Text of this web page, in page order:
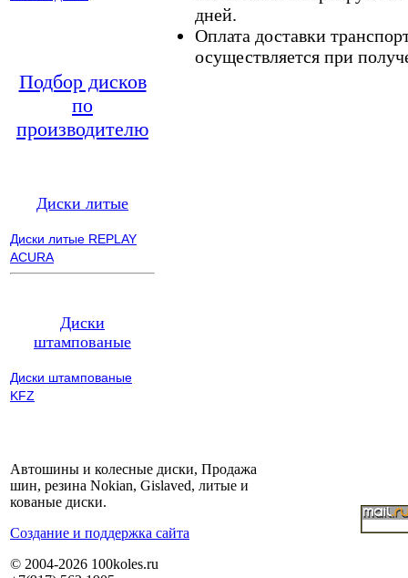
Подбор дисков
по
производителю
Диски литые
Диски литые REPLAY
ACURA
Диски
штампованые
Диски штампованые
KFZ
дней.
Оплата доставки
осуществляется при
Автошины и колесные диски, Продажа
шин, резина Nokian, Gislaved, литые и
кованые диски.
Cоздание и поддержка сайта
© 2004-2026 100koles.ru